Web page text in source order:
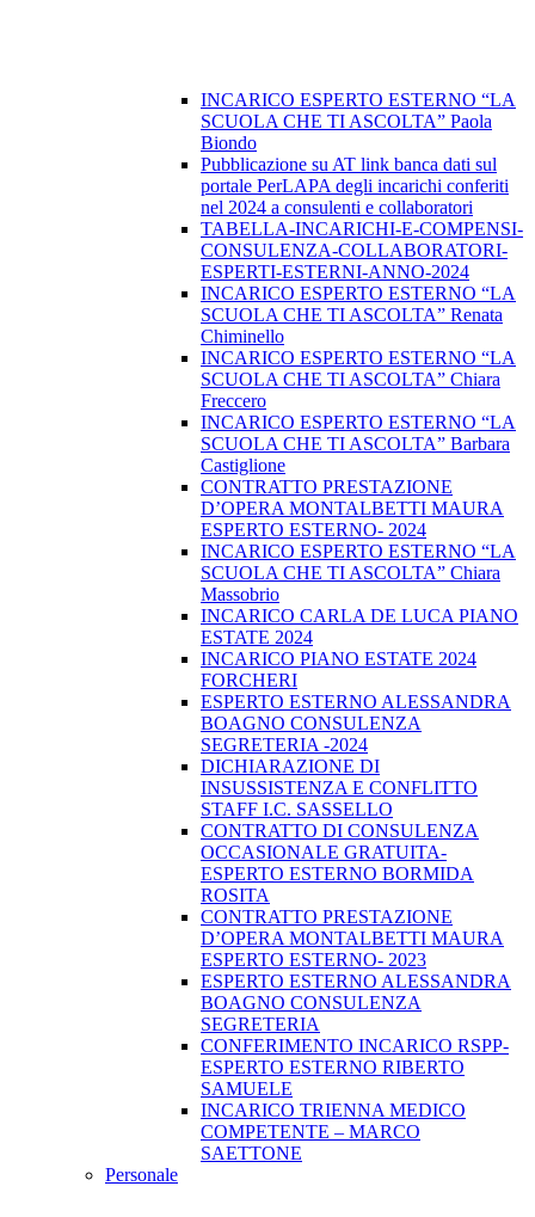
INCARICO ESPERTO ESTERNO “LA
SCUOLA CHE TI ASCOLTA” Paola
Biondo
Pubblicazione su AT link banca dati sul
portale PerLAPA degli incarichi conferiti
nel 2024 a consulenti e collaboratori
TABELLA-INCARICHI-E-COMPENSI-
CONSULENZA-COLLABORATORI-
ESPERTI-ESTERNI-ANNO-2024
INCARICO ESPERTO ESTERNO “LA
SCUOLA CHE TI ASCOLTA” Renata
Chiminello
INCARICO ESPERTO ESTERNO “LA
SCUOLA CHE TI ASCOLTA” Chiara
Freccero
INCARICO ESPERTO ESTERNO “LA
SCUOLA CHE TI ASCOLTA” Barbara
Castiglione
CONTRATTO PRESTAZIONE
D’OPERA MONTALBETTI MAURA
ESPERTO ESTERNO- 2024
INCARICO ESPERTO ESTERNO “LA
SCUOLA CHE TI ASCOLTA” Chiara
Massobrio
INCARICO CARLA DE LUCA PIANO
ESTATE 2024
INCARICO PIANO ESTATE 2024
FORCHERI
ESPERTO ESTERNO ALESSANDRA
BOAGNO CONSULENZA
SEGRETERIA -2024
DICHIARAZIONE DI
INSUSSISTENZA E CONFLITTO
STAFF I.C. SASSELLO
CONTRATTO DI CONSULENZA
OCCASIONALE GRATUITA-
ESPERTO ESTERNO BORMIDA
ROSITA
CONTRATTO PRESTAZIONE
D’OPERA MONTALBETTI MAURA
ESPERTO ESTERNO- 2023
ESPERTO ESTERNO ALESSANDRA
BOAGNO CONSULENZA
SEGRETERIA
CONFERIMENTO INCARICO RSPP-
ESPERTO ESTERNO RIBERTO
SAMUELE
INCARICO TRIENNA MEDICO
COMPETENTE – MARCO
SAETTONE
Personale